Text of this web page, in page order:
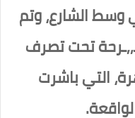
الشارع، وتم
تحت تصرف
التي باشرت